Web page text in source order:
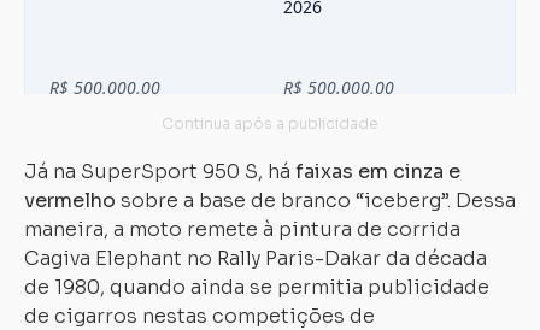
Já na SuperSport 950 S, há faixas em cinza e
vermelho sobre a base de branco “iceberg”. Dessa
maneira, a moto remete à pintura de corrida
Cagiva Elephant no Rally Paris-Dakar da década
de 1980, quando ainda se permitia publicidade
de cigarros nestas competições de
Carregando...
Carregando...